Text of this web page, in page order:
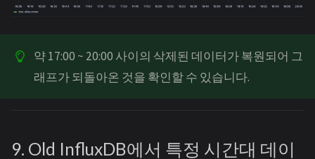
약 17:00 ~ 20:00 사이의 삭제된 데이터가 복원되어 그
래프가 되돌아온 것을 확인할 수 있습니다.
9. Old InfluxDB에서 특정 시간대 데이